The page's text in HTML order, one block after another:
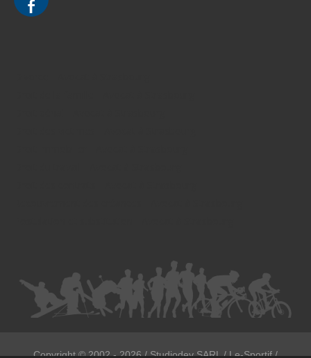
Copyright ©2002 - 2026/ Studiodev SARL / Le-Sportif /